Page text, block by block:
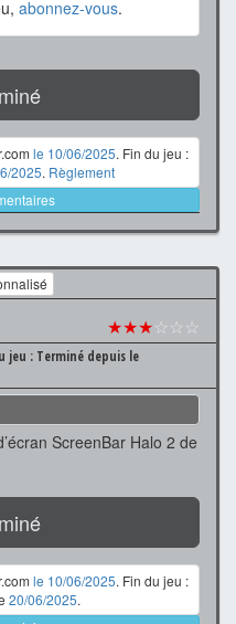
abonnez-vous.
le 10/06/2025. Fin du jeu :
2025. Règlement
★★★☆☆☆
jeu : Terminé depuis le
ScreenBar Halo 2 de
le 10/06/2025. Fin du jeu :
20/06/2025.